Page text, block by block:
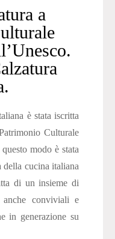
a
è stata iscritta
Culturale
modo è stata
della cucina italiana
di un insieme di
conviviali e
in generazione su